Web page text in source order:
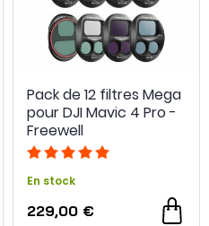
Pack de 12 filtres Mega
pour DJI Mavic 4 Pro -
Freewell
En stock
229,00 €